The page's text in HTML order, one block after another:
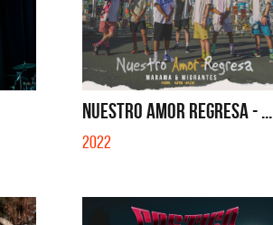
NUESTRO AMOR REGRESA - ...
2022